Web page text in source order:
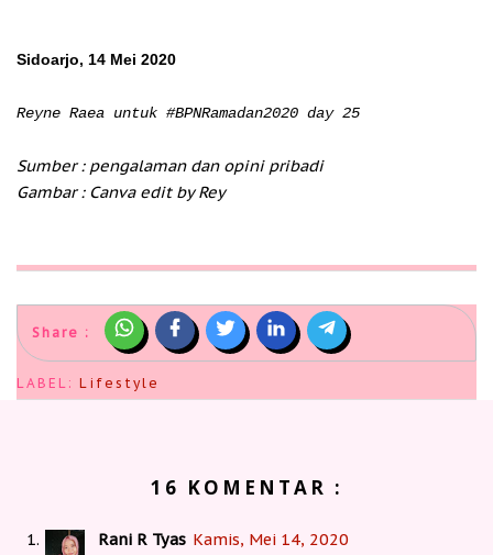
Sidoarjo, 14 Mei 2020
Reyne Raea untuk #BPNRamadan2020 day 25
Sumber : pengalaman dan opini pribadi
Gambar : Canva edit by Rey
Share :
LABEL: Lifestyle
16 KOMENTAR :
Rani R Tyas Kamis, Mei 14, 2020